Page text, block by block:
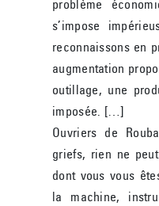
problème
s’impose
reconnaissons en
augmentation
outillage, une
imposée. […]
Ouvriers de
griefs, rien ne
dont vous vous
la machine,